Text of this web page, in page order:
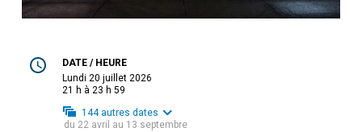
DATE / HEURE
lundi 20 juillet 2026
21 h à 23 h 59
144 autres dates
du 22 avril au 13 septembre